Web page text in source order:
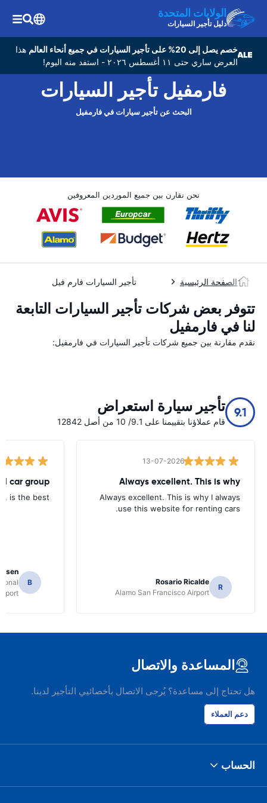
الولايات المتحدة
دليل تأجير السيارات
خصم يصل إلى 20% على تأجير السيارات في جميع أنحاء العالم
هذا
العرض ساري حتى ١١ أغسطس ٢٠٢٦ - استفد منه اليوم!
فارمفيل تأجير السيارات
البحث عن تأجير سيارات في فارمفيل
نحن نقارن بين جميع الموردين المعروفين
الصفحة الرئيسية تأجير السيارات فارم فيل
تتوفر بعض شركات تأجير السيارات التابعة
لنا في فارمفيل
نقدم مقارنة بين جميع شركات تأجير السيارات في فارمفيل:
9.1 تأجير سيارة استعراض
قام عملاؤنا بتقييمنا على 9.1/ 10 من أصل 12842
13-07-2026
Always excellent. This is why
Always excellent. This is why I always
use this website for renting cars.
R
Rosario Ricalde
Alamo San Francisco Airport
car group
is the best.
B
المساعدة والاتصال
هل تحتاج إلى مساعدة؟ يُرجى الاتصال بأخصائيي التأجير لدينا.
دعم العملاء
الحساب